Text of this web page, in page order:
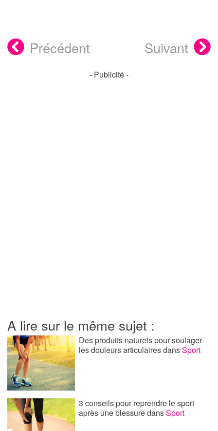
Précédent Suivant
- Publicité -
A lire sur le même sujet :
Des produits naturels pour soulager
les douleurs articulairesdansSport
3 conseils pour reprendre le sport
après une blessuredansSport